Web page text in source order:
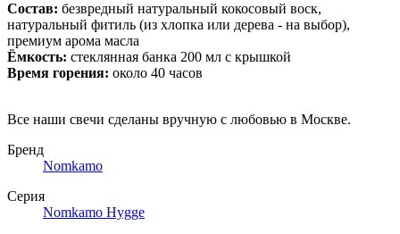
Состав: безвредный натуральный кокосовый воск,
натуральный фитиль (из хлопка или дерева - на выбор),
премиум арома масла
Ёмкость: стеклянная банка 200 мл с крышкой
Время горения: около 40 часов
Все наши свечи сделаны вручную с любовью в Москве.
Бренд
Nomkamo
Серия
Nomkamo Hygge